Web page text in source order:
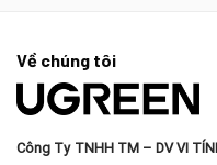
Về chúng tôi
Công Ty TNHH TM – DV VI